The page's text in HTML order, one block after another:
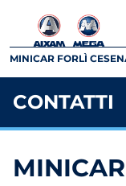
MINICAR FORLÌ
CONTATTI